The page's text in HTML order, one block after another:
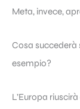
Meta, invece,
Cosa succederà
esempio?
L’Europa